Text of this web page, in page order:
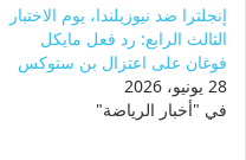
إنجلترا ضد نيوزيلندا، يوم الاختبار
الثالث الرابع: رد فعل مايكل
فوغان على اعتزال بن ستوكس
28 يونيو، 2026
في "أخبار الرياضة"